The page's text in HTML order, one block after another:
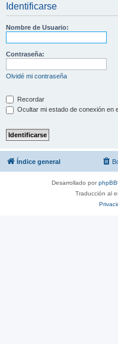
Identificarse
Nombre de Usuario:
Contraseña:
Olvidé mi contraseña
Recordar
Ocultar mi estado de conexión en
Índice general
Desarrollado porphpBB
Traducción al